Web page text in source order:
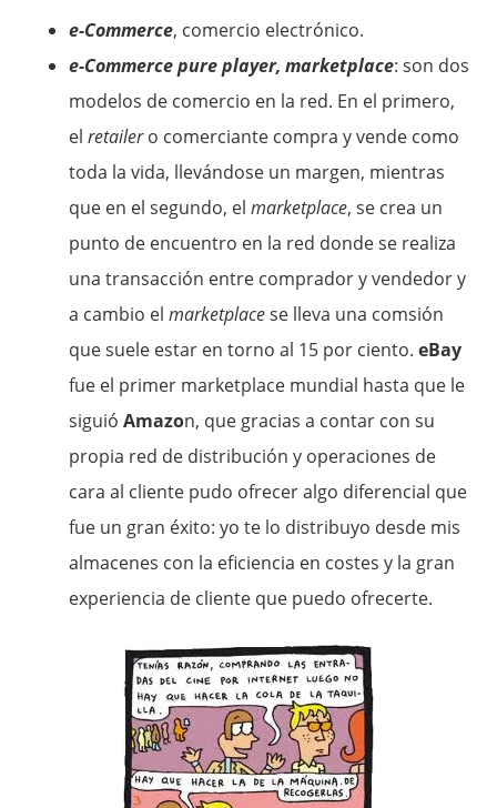
e-Commerce, comercio electrónico.
e-Commerce pure player, marketplace: son dos
modelos de comercio en la red. En el primero,
elretailero comerciante compra y vende como
toda la vida, llevándose un margen, mientras
que en el segundo, elmarketplace, se crea un
punto de encuentro en la red donde se realiza
una transacción entre comprador y vendedor y
a cambio elmarketplacese lleva una comsión
que suele estar en torno al 15 por ciento.eBay
fue el primer marketplace mundial hasta que le
siguióAmazon, que gracias a contar con su
propia red de distribución y operaciones de
cara al cliente pudo ofrecer algo diferencial que
fue un gran éxito: yo te lo distribuyo desde mis
almacenes con la eficiencia en costes y la gran
experiencia de cliente que puedo ofrecerte.